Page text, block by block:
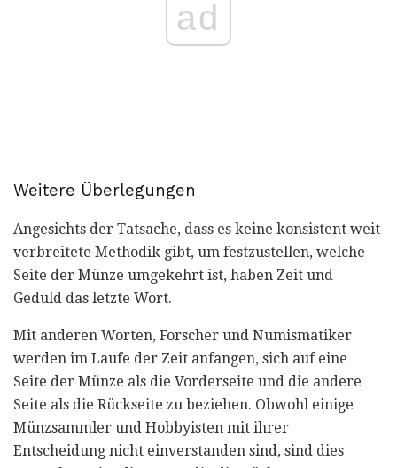
ad
Weitere Überlegungen
Angesichts der Tatsache, dass es keine konsistent weit
verbreitete Methodik gibt, um festzustellen, welche
Seite der Münze umgekehrt ist, haben Zeit und
Geduld das letzte Wort.
Mit anderen Worten, Forscher und Numismatiker
werden im Laufe der Zeit anfangen, sich auf eine
Seite der Münze als die Vorderseite und die andere
Seite als die Rückseite zu beziehen. Obwohl einige
Münzsammler und Hobbyisten mit ihrer
Entscheidung nicht einverstanden sind, sind dies